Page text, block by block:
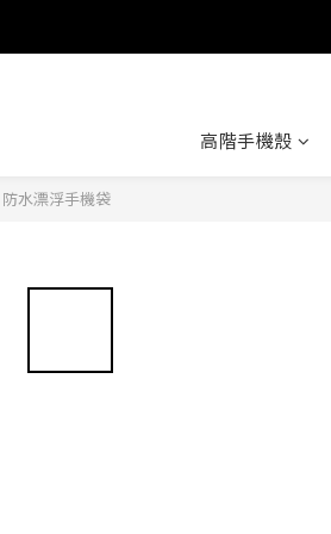
高階手機殼
防水漂浮手機袋